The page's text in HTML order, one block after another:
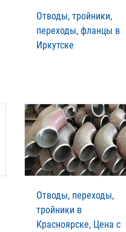
Отводы, тройники,
переходы, фланцы в
Иркутске
Отводы, переходы,
тройники в
Красноярске, Цена с